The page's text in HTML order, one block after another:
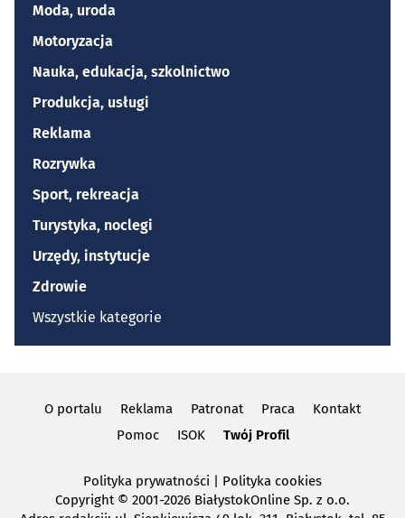
Moda, uroda
Motoryzacja
Nauka, edukacja, szkolnictwo
Produkcja, usługi
Reklama
Rozrywka
Sport, rekreacja
Turystyka, noclegi
Urzędy, instytucje
Zdrowie
Wszystkie kategorie
O portalu Reklama Patronat Praca
Kontakt
Pomoc
ISOK Twój Profil
Polityka prywatności | Polityka cookies
Copyright © 2001-2026 BiałystokOnline Sp. z o.o.